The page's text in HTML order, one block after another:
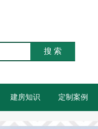
搜 索
建房知识 定制案例